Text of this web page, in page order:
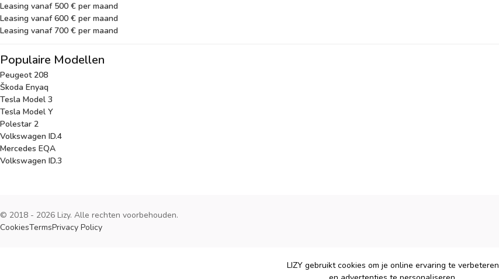
Leasing vanaf 500 € per maand
Leasing vanaf 600 € per maand
Leasing vanaf 700 € per maand
Populaire Modellen
Peugeot 208
Škoda Enyaq
Tesla Model 3
Tesla Model Y
Polestar 2
Volkswagen ID.4
Mercedes EQA
Volkswagen ID.3
© 2018 - 2026 Lizy. Alle rechten voorbehouden.
CookiesTermsPrivacy Policy
LIZY gebruikt cookies om je online ervaring te verbeteren